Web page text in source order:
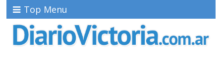
Top Menu